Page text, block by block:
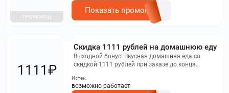
ПРОМОКОД
Показать промокод
Скидка 1111 рублей на домашнюю еду
Выходной бонус! Вкусная домашняя еда со
скидкой 1111 рублей при заказе до конца
ТБанка, действует только для линий питания
Приём 2, 3, 4 и 5.
1111₽
Истек,
возможно работает